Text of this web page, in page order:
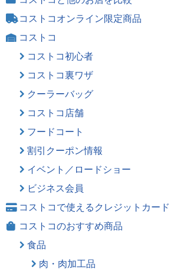
コストコオンライン限定商品
コストコ
コストコ初心者
コストコ裏ワザ
クーラーバッグ
コストコ店舗
フードコート
割引クーポン情報
イベント／ロードショー
ビジネス会員
コストコで使えるクレジットカード
コストコのおすすめ商品
食品
肉・肉加工品